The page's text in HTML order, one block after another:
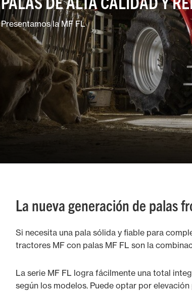
Cuidado del
terreno
Explotaciones
mixtas
Presentamos la MF FL
La nueva generación de palas
Si necesita una pala sólida y fiable para
tractores MF con palas MF FL son la
La serie MF FL logra fácilmente una total
según los modelos. Puede optar por